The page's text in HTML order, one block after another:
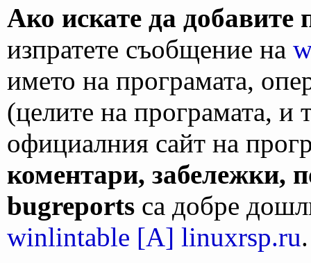
Ако искате да
изпратете съобщение на
името на програмата,
(целите на програмата, и
официалния сайт на
коментари, забележки,
bugreports са добре
winlintable [A] linuxrsp.ru.